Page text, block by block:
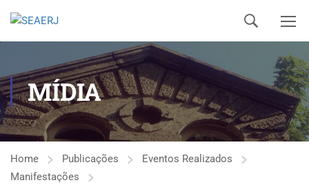
MÍDIA
Home Publicações
Eventos Realizados
Manifestações